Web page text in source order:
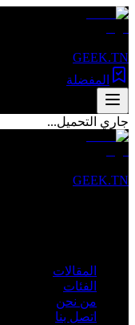
GEEK.TN
المفضلة
جاري التحميل...
GEEK.TN
المقالات
الفئات
من نحن
اتصل بنا